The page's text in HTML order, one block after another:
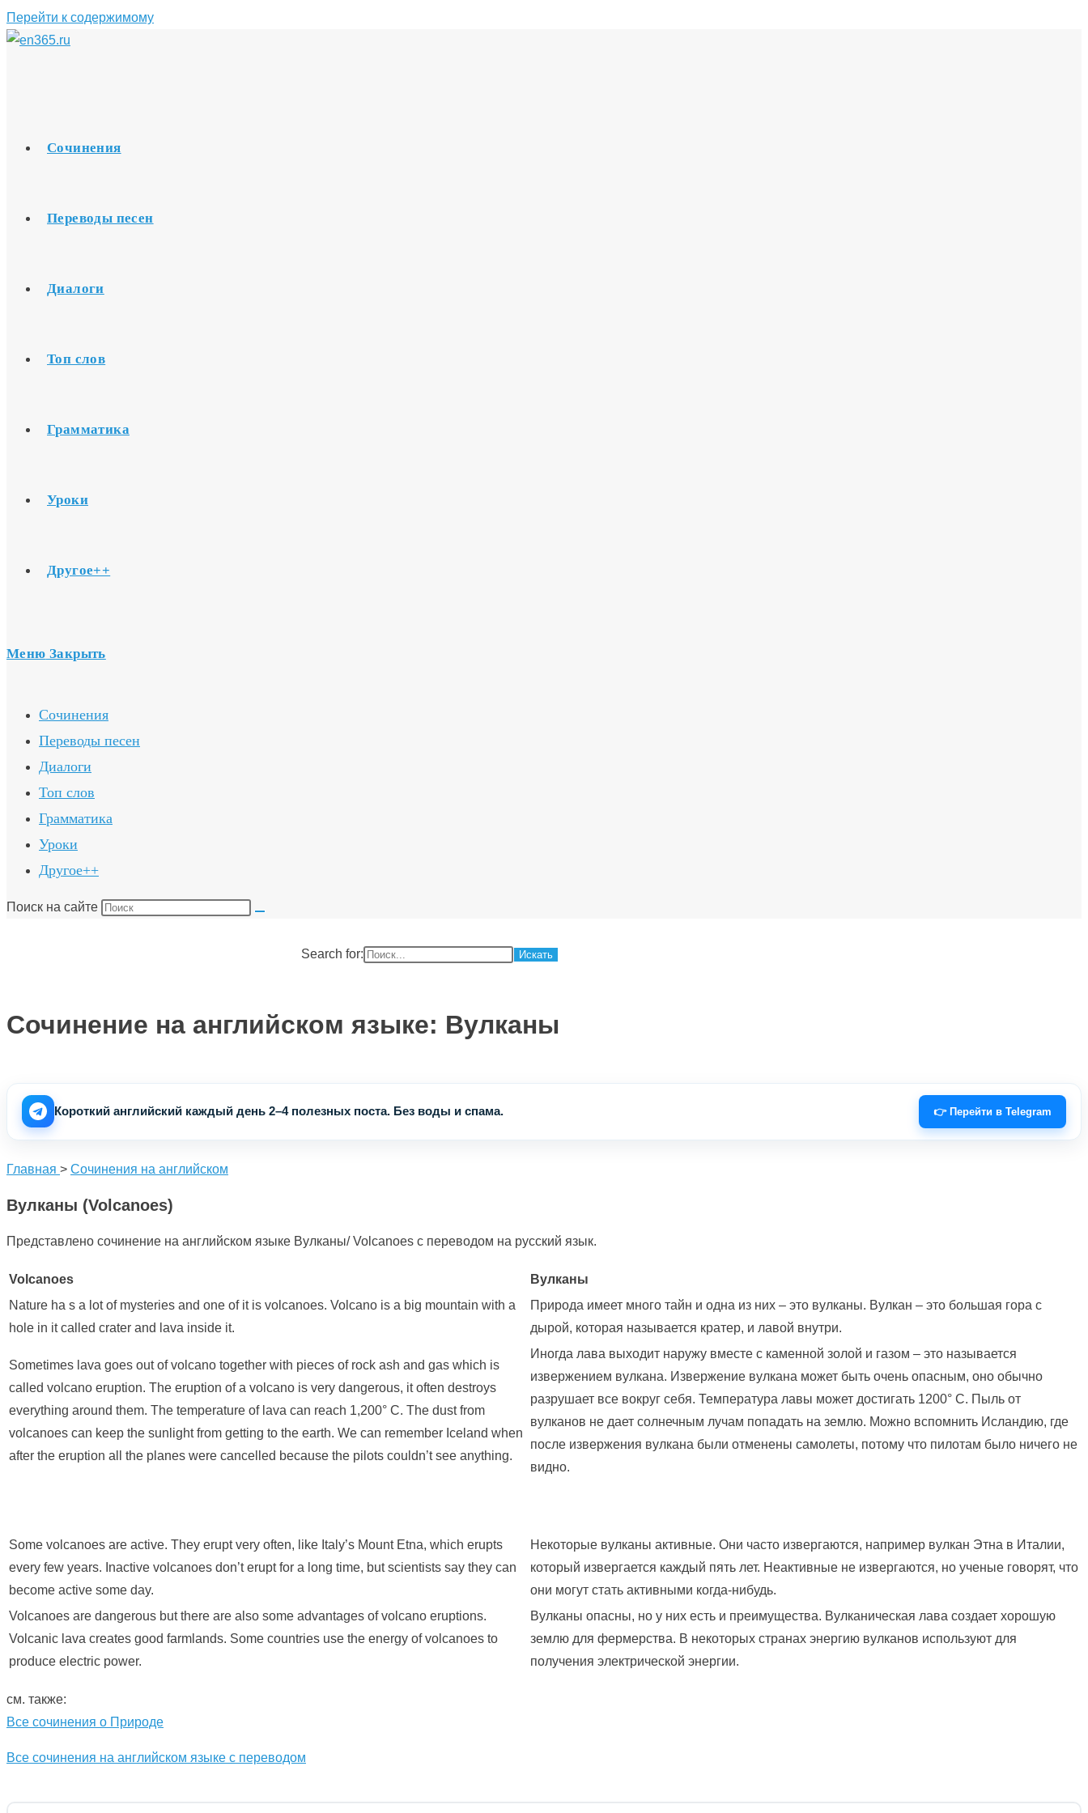
Перейти к содержимому
Сочинения
Переводы песен
Диалоги
Топ слов
Грамматика
Уроки
Другое++
Меню Закрыть
Сочинения
Переводы песен
Диалоги
Топ слов
Грамматика
Уроки
Другое++
Поиск на сайте
Search for:
Сочинение на английском языке: Вулканы
Короткий английский каждый день 2–4 полезных поста. Без воды и спама. 👉 Перейти в Telegram
Главная > Сочинения на английском
Вулканы (Volcanoes)
Представлено сочинение на английском языке Вулканы/ Volcanoes с переводом на русский язык.
Volcanoes
Вулканы
Nature ha s a lot of mysteries and one of it is volcanoes. Volcano is a big mountain with a
hole in it called crater and lava inside it.
Природа имеет много тайн и одна из них – это вулканы. Вулкан – это большая гора с
дырой, которая называется кратер, и лавой внутри.
Sometimes lava goes out of volcano together with pieces of rock ash and gas which is
called volcano eruption. The eruption of a volcano is very dangerous, it often destroys
everything around them. The temperature of lava can reach 1,200° C. The dust from
volcanoes can keep the sunlight from getting to the earth. We can remember Iceland when
after the eruption all the planes were cancelled because the pilots couldn’t see anything.
Иногда лава выходит наружу вместе с каменной золой и газом – это называется
извержением вулкана. Извержение вулкана может быть очень опасным, оно обычно
разрушает все вокруг себя. Температура лавы может достигать 1200° C. Пыль от
вулканов не дает солнечным лучам попадать на землю. Можно вспомнить Исландию, где
после извержения вулкана были отменены самолеты, потому что пилотам было ничего не
видно.
Some volcanoes are active. They erupt very often, like Italy’s Mount Etna, which erupts
every few years. Inactive volcanoes don’t erupt for a long time, but scientists say they can
become active some day.
Некоторые вулканы активные. Они часто извергаются, например вулкан Этна в Италии,
который извергается каждый пять лет. Неактивные не извергаются, но ученые говорят, что
они могут стать активными когда-нибудь.
Volcanoes are dangerous but there are also some advantages of volcano eruptions.
Volcanic lava creates good farmlands. Some countries use the energy of volcanoes to
produce electric power.
Вулканы опасны, но у них есть и преимущества. Вулканическая лава создает хорошую
землю для фермерства. В некоторых странах энергию вулканов используют для
получения электрической энергии.
см. также:
Все сочинения о Природе
Все сочинения на английском языке с переводом